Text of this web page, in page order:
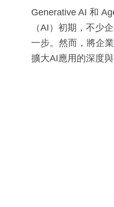
Generative AI 和
（AI）初期，不少
一步。然而，將企
擴大AI應用的深度